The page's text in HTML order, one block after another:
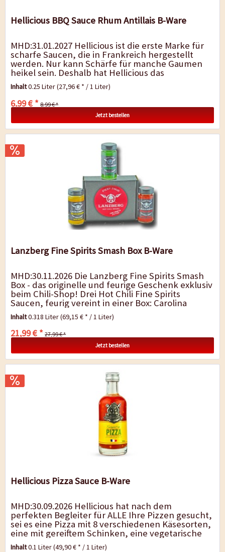
Hellicious BBQ Sauce Rhum Antillais B-Ware
MHD:31.01.2027 Hellicious ist die erste Marke für
scharfe Saucen, die in Frankreich hergestellt
werden. Nur kann Schärfe für manche Gaumen
heikel sein. Deshalb hat Hellicious das
Saucensortiment zu erweitert und...
Inhalt0.25 Liter(27,96 € * / 1 Liter)
6,99 € * 8,99 € *
Jetzt bestellen
Lanzberg Fine Spirits Smash Box B-Ware
MHD:30.11.2026 Die Lanzberg Fine Spirits Smash
Box - das originelle und feurige Geschenk exklusiv
beim Chili-Shop! Drei Hot Chili Fine Spirits
Saucen, feurig vereint in einer Box: Carolina
Reaper Whiskey, Yellow Habanero Rum...
Inhalt0.318 Liter(69,15 € * / 1 Liter)
21,99 € * 27,99 € *
Jetzt bestellen
Hellicious Pizza Sauce B-Ware
MHD:30.09.2026 Hellicious hat nach dem
perfekten Begleiter für ALLE Ihre Pizzen gesucht,
sei es eine Pizza mit 8 verschiedenen Käsesorten,
eine mit gereiftem Schinken, eine vegetarische
Pizza oder eine mit...
Inhalt0.1 Liter(49,90 € * / 1 Liter)